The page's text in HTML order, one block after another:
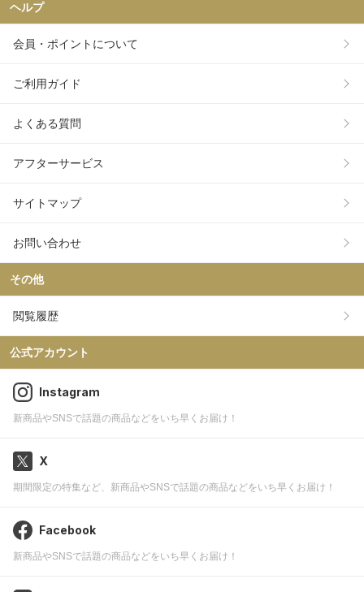
ヘルプ
会員・ポイントについて
ご利用ガイド
よくある質問
アフターサービス
サイトマップ
お問い合わせ
その他
閲覧履歴
公式アカウント
Instagram
新商品やSNSで話題の商品などをいち早くお届け！
X
期間限定の特集など、新商品やSNSで話題の商品などをいち早くお届け！
Facebook
新商品やSNSで話題の商品などをいち早くお届け！